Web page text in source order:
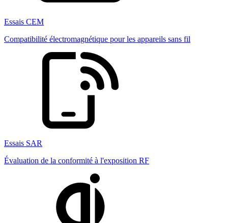
Essais CEM
Compatibilité électromagnétique pour les appareils sans fil
Essais SAR
Évaluation de la conformité à l'exposition RF